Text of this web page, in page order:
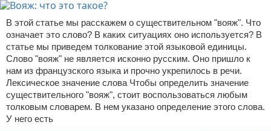
В этой статье мы расскажем о существительном "вояж". Что
означает это слово? В каких ситуациях оно используется? В
статье мы приведем толкование этой языковой единицы.
Слово "вояж" не является исконно русским. Оно пришло к
нам из французского языка и прочно укрепилось в речи.
Лексическое значение слова Чтобы определить значение
существительного "вояж", стоит воспользоваться любым
толковым словарем. В нем указано определение этого слова.
У него есть